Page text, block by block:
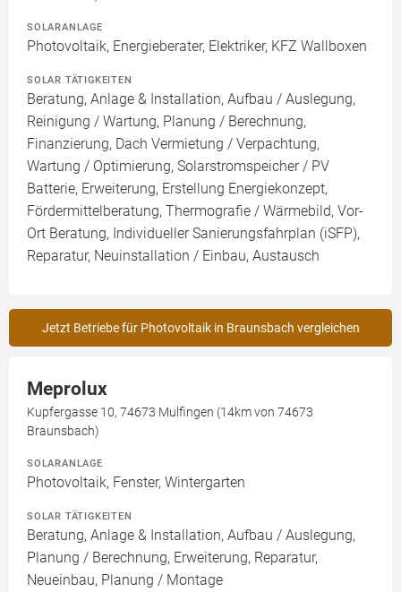
SOLARANLAGE
Photovoltaik, Energieberater, Elektriker, KFZ Wallboxen
SOLAR TÄTIGKEITEN
Beratung, Anlage & Installation, Aufbau / Auslegung,
Reinigung / Wartung, Planung / Berechnung,
Finanzierung, Dach Vermietung / Verpachtung,
Wartung / Optimierung, Solarstromspeicher / PV
Batterie, Erweiterung, Erstellung Energiekonzept,
Fördermittelberatung, Thermografie / Wärmebild, Vor-
Ort Beratung, Individueller Sanierungsfahrplan (iSFP),
Reparatur, Neuinstallation / Einbau, Austausch
Jetzt Betriebe für Photovoltaik in Braunsbach vergleichen
Meprolux
Kupfergasse 10, 74673 Mulfingen (14km von 74673
Braunsbach)
SOLARANLAGE
Photovoltaik, Fenster, Wintergarten
SOLAR TÄTIGKEITEN
Beratung, Anlage & Installation, Aufbau / Auslegung,
Planung / Berechnung, Erweiterung, Reparatur,
Neueinbau, Planung / Montage